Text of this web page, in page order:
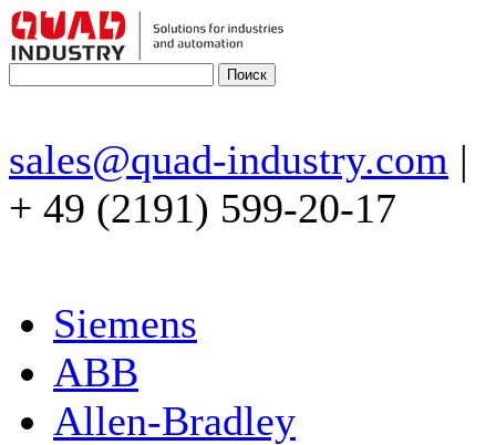
sales@quad-industry.com |
+ 49 (2191) 599-20-17
Siemens
ABB
Allen-Bradley